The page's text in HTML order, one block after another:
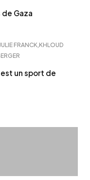
Gaza
FRANCK KHLOUD
un sport de